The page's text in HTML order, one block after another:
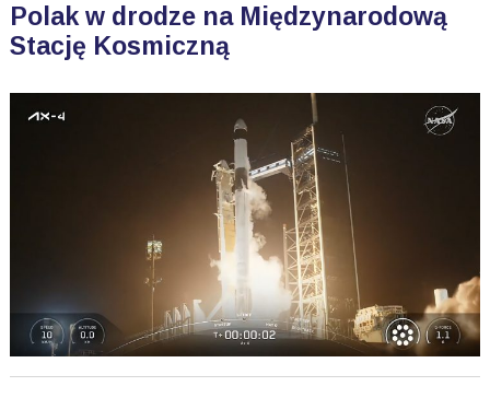
Polak w drodze na Międzynarodową
Stację Kosmiczną